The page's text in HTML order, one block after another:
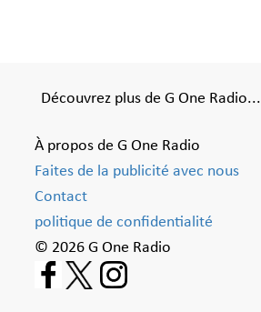
Découvrez plus de G One Radio...
À propos de G One Radio
Faites de la publicité avec nous
Contact
politique de confidentialité
© 2026 G One Radio